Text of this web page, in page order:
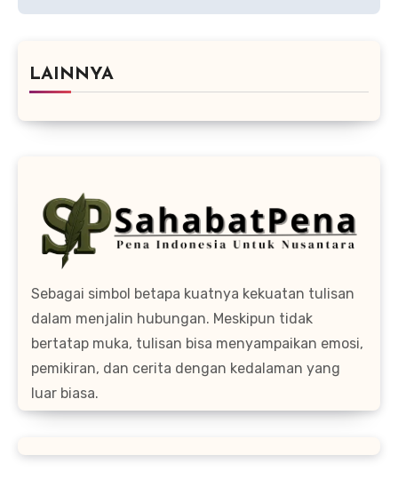
LAINNYA
Sebagai simbol betapa kuatnya kekuatan tulisan
dalam menjalin hubungan. Meskipun tidak
bertatap muka, tulisan bisa menyampaikan emosi,
pemikiran, dan cerita dengan kedalaman yang
luar biasa.